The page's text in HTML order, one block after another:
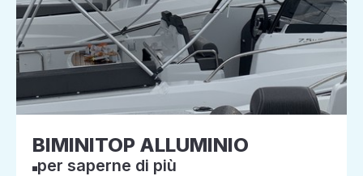
BIMINITOP ALLUMINIO
per saperne di più